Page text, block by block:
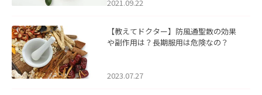
2021.09.22
【教えてドクター】防風通聖散の効果
や副作用は？長期服用は危険なの？
2023.07.27